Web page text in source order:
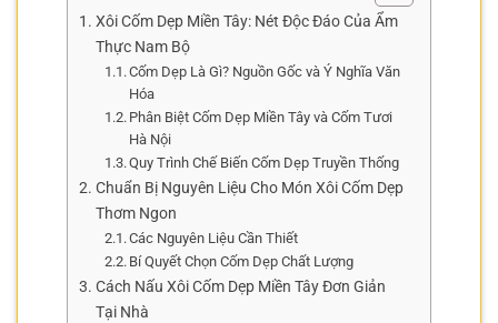
Xôi Cốm Dẹp Miền Tây: Nét Độc Đáo Của Ẩm
Thực Nam Bộ
Cốm Dẹp Là Gì? Nguồn Gốc và Ý Nghĩa Văn
Hóa
Phân Biệt Cốm Dẹp Miền Tây và Cốm Tươi
Hà Nội
Quy Trình Chế Biến Cốm Dẹp Truyền Thống
Chuẩn Bị Nguyên Liệu Cho Món Xôi Cốm Dẹp
Thơm Ngon
Các Nguyên Liệu Cần Thiết
Bí Quyết Chọn Cốm Dẹp Chất Lượng
Cách Nấu Xôi Cốm Dẹp Miền Tây Đơn Giản
Tại Nhà